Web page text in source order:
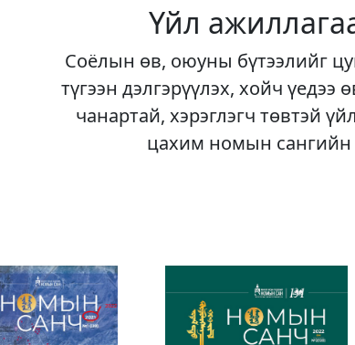
Үйл
Соёлын өв, оюуны бүтээлийг
түгээн дэлгэрүүлэх, хойч үедээ
чанартай, хэрэглэгч төвтэй
цахим номын сангийн